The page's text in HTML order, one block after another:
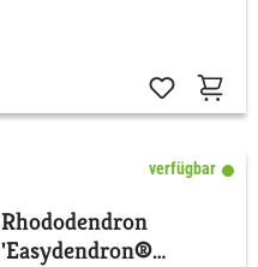
verfügbar
Rhododendron
'Easydendron®